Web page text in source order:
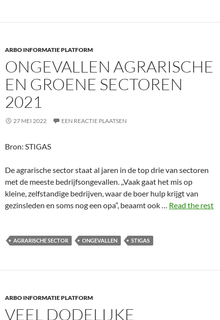
ARBO INFORMATIE PLATFORM
ONGEVALLEN AGRARISCHE
EN GROENE SECTOREN
2021
27 MEI 2022 EEN REACTIE PLAATSEN
Bron: STIGAS
De agrarische sector staat al jaren in de top drie van sectoren
met de meeste bedrijfsongevallen. ,,Vaak gaat het mis op
kleine, zelfstandige bedrijven, waar de boer hulp krijgt van
gezinsleden en soms nog een opa”, beaamt ook … Read the rest
AGRARISCHE SECTOR ONGEVALLEN STIGAS
ARBO INFORMATIE PLATFORM
VEEL DODELIJKE